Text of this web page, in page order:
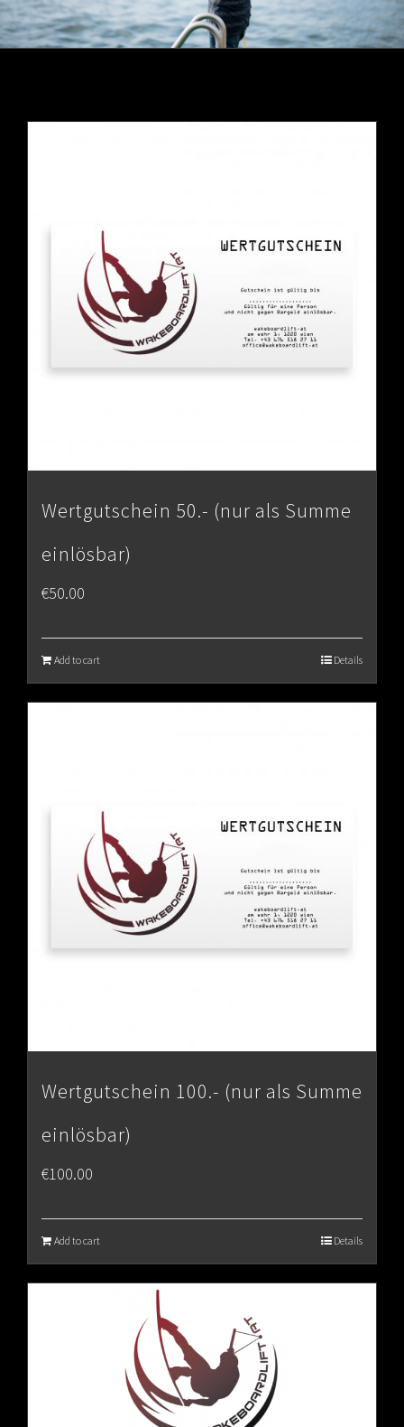
Wertgutschein 50.- (nur als Summe
einlösbar)
€50.00
Add to cart Details
Wertgutschein 100.- (nur als Summe
einlösbar)
€100.00
Add to cart Details